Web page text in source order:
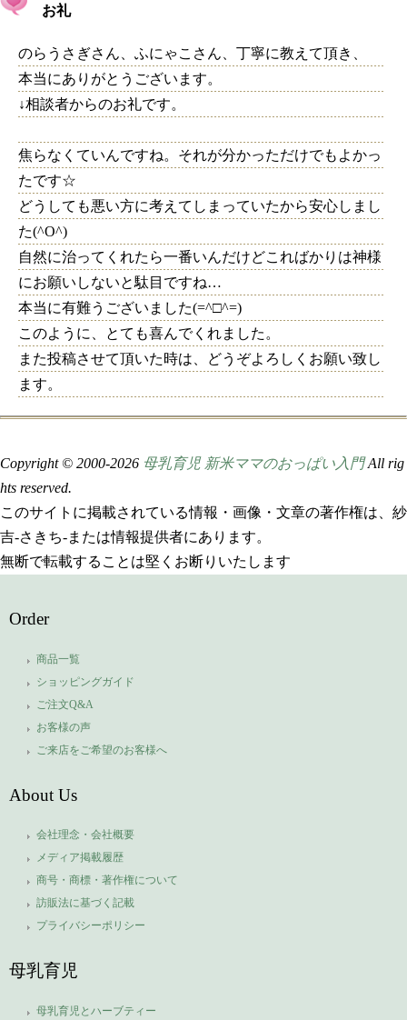
お礼
のらうさぎさん、ふにゃこさん、丁寧に教えて頂き、
本当にありがとうございます。
↓相談者からのお礼です。
焦らなくていんですね。それが分かっただけでもよかっ
たです☆
どうしても悪い方に考えてしまっていたから安心しまし
た(^O^)
自然に治ってくれたら一番いんだけどこればかりは神様
にお願いしないと駄目ですね…
本当に有難うございました(=^□^=)
このように、とても喜んでくれました。
また投稿させて頂いた時は、どうぞよろしくお願い致し
ます。
Copyright © 2000-2026 母乳育児 新米ママのおっぱい入門All rig
hts reserved.
このサイトに掲載されている情報・画像・文章の著作権は、紗
吉-さきち-または情報提供者にあります。
無断で転載することは堅くお断りいたします
Order
商品一覧
ショッピングガイド
ご注文Q&A
お客様の声
ご来店をご希望のお客様へ
About Us
会社理念・会社概要
メディア掲載履歴
商号・商標・著作権について
訪販法に基づく記載
プライバシーポリシー
母乳育児
母乳育児とハーブティー